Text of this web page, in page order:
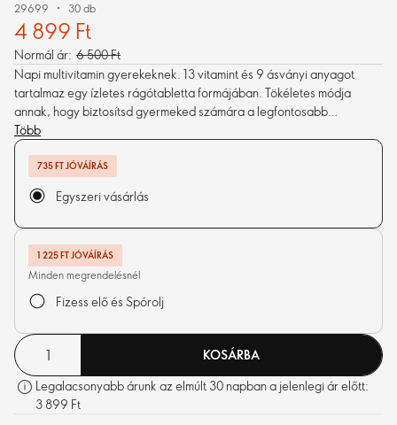
29699 30 db
4 899 Ft
Normál ár: 6 500 Ft
Napi multivitamin gyerekeknek. 13 vitamint és 9 ásványi anyagot
tartalmaz egy ízletes rágótabletta formájában. Tökéletes módja
annak, hogy biztosítsd gyermeked számára a legfontosabb
tápanyagokat a kiegyensúlyozott növekedés és fejlődés támogatása
érdekében.
Több
735 FT JÓVÁÍRÁS
Egyszeri vásárlás
1 225 FT JÓVÁÍRÁS
Minden megrendelésnél
Fizess elő és Spórolj
KOSÁRBA
Legalacsonyabb árunk az elmúlt 30 napban a jelenlegi ár előtt:
3 899 Ft